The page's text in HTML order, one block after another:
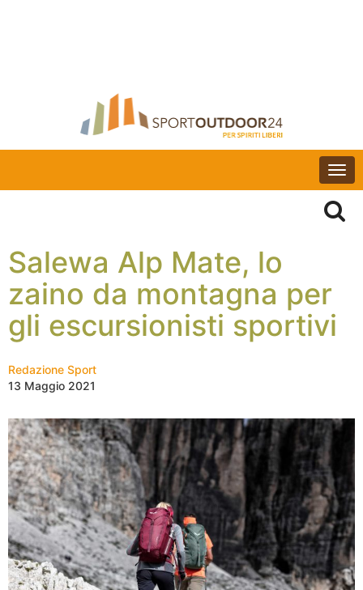
Salewa Alp Mate, lo
zaino da montagna per
gli escursionisti sportivi
Redazione Sport
13 Maggio 2021